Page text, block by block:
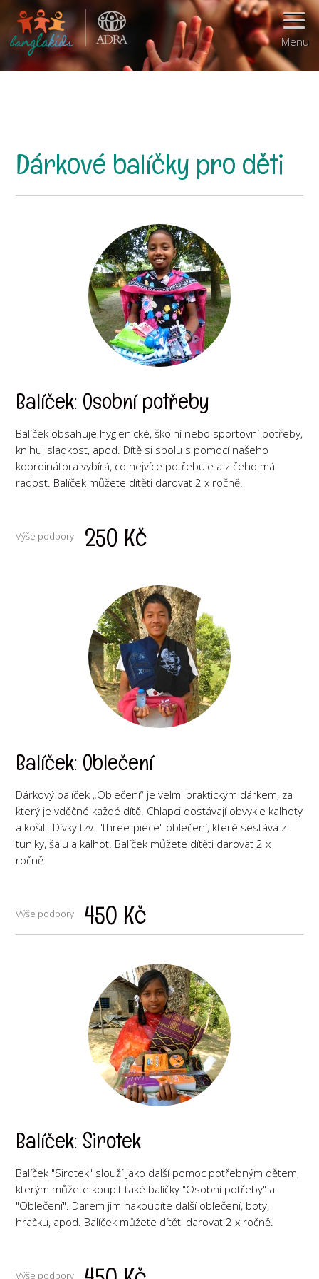
Menu
Dárkové balíčky pro děti
Balíček: Osobní potřeby
Balíček obsahuje hygienické, školní nebo sportovní potřeby,
knihu, sladkost, apod. Dítě si spolu s pomocí našeho
koordinátora vybírá, co nejvíce potřebuje a z čeho má
radost. Balíček můžete dítěti darovat 2 x ročně.
Výše podpory 250 Kč
Balíček: Oblečení
Dárkový balíček „Oblečení“ je velmi praktickým dárkem, za
který je vděčné každé dítě. Chlapci dostávají obvykle kalhoty
a košili. Dívky tzv. "three-piece" oblečení, které sestává z
tuniky, šálu a kalhot. Balíček můžete dítěti darovat 2 x
ročně.
Výše podpory 450 Kč
Balíček: Sirotek
Balíček "Sirotek" slouží jako další pomoc potřebným dětem,
kterým můžete koupit také balíčky "Osobní potřeby" a
"Oblečení". Darem jim nakoupíte další oblečení, boty,
hračku, apod. Balíček můžete dítěti darovat 2 x ročně.
Výše podpory